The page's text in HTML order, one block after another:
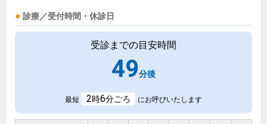
診療／受付時間・休診日
受診までの目安時間
49分後
最短 2時6分ごろ にお呼びいたします